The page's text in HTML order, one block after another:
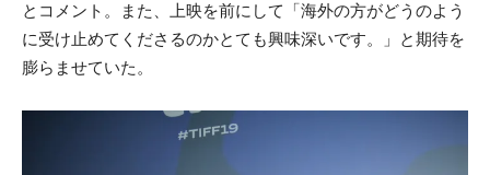
とコメント。また、上映を前にして「海外の方がどうのよう
に受け止めてくださるのかとても興味深いです。」と期待を
膨らませていた。